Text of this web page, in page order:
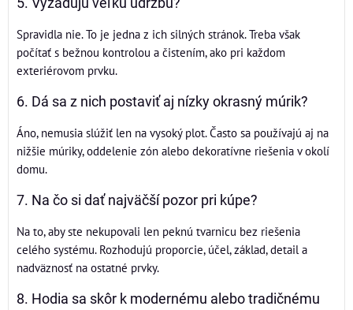
Spravidla nie. To je jedna z ich silných stránok. Treba však
počítať s bežnou kontrolou a čistením, ako pri každom
exteriérovom prvku.
6. Dá sa z nich postaviť aj nízky okrasný múrik?
Áno, nemusia slúžiť len na vysoký plot. Často sa používajú aj na
nižšie múriky, oddelenie zón alebo dekoratívne riešenia v okolí
domu.
7. Na čo si dať najväčší pozor pri kúpe?
Na to, aby ste nekupovali len peknú tvarnicu bez riešenia
celého systému. Rozhodujú proporcie, účel, základ, detail a
nadväznosť na ostatné prvky.
8. Hodia sa skôr k modernému alebo tradičnému